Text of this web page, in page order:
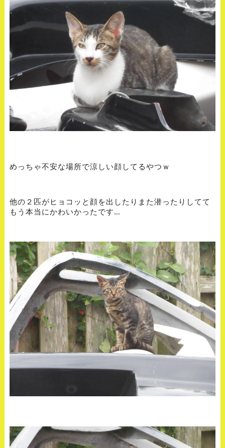
めっちゃ不安な場所で涼しい顔してるやつｗ
他の２匹がヒョコッと顔を出したりまた潜ったりしてて
もう本当にかわいかったです…